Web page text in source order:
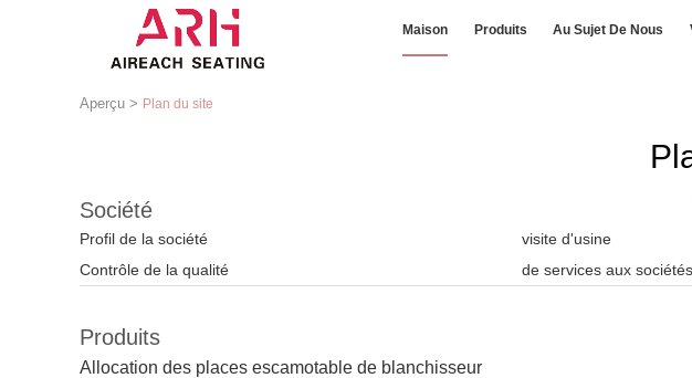
Maison Produits Au Sujet De Nous
Aperçu > Plan du site
Société
Profil de la société visite d'usine
Contrôle de la qualité
de services aux sociétés
Produits
Allocation des places escamotable de blanchisseur